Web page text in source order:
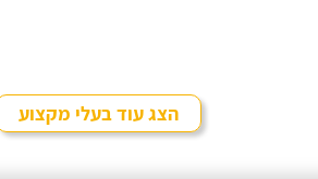
הצג עוד בעלי מקצוע